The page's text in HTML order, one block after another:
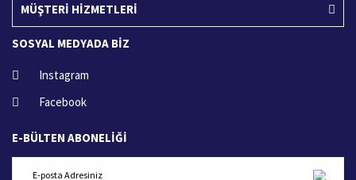
MÜŞTERİ HİZMETLERİ
SOSYAL MEDYADA BİZ
Instagram
Facebook
E-BÜLTEN ABONELİĞİ